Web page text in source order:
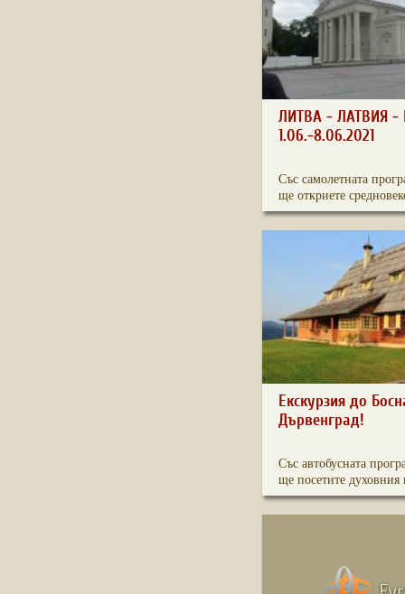
ЛИТВА - ЛАТВИЯ -
1.06.-8.06.2021
Със самолетната
ще откриете
Екскурзия до
Дървенград!
Със автобусната
ще посетите духовния